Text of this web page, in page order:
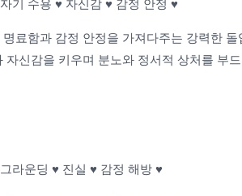
기 수용 ♥ 자신감 ♥ 감정 안정 ♥
료함과 감정 안정을 가져다주는 강력한
자신감을 키우며 분노와 정서적 상처를 부
라운딩 ♥ 진실 ♥ 감정 해방 ♥